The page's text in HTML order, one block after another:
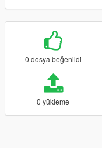
0 dosya beğenildi
0 yükleme